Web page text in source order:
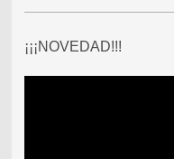
¡¡¡NOVEDAD!!!